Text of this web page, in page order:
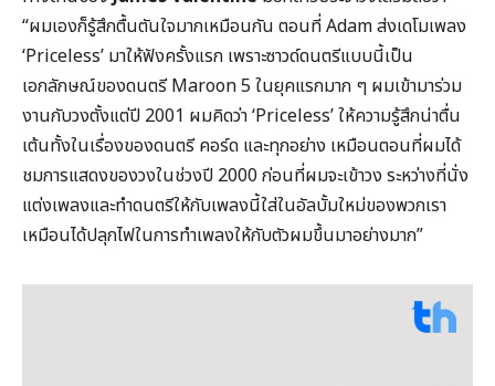
“ผมเองก็รู้สึกตื้นตันใจมากเหมือนกัน ตอนที่ Adam ส่งเดโมเพลง
‘Priceless’ มาให้ฟังครั้งแรก เพราะซาวด์ดนตรีแบบนี้เป็น
เอกลักษณ์ของดนตรี Maroon 5 ในยุคแรกมาก ๆ ผมเข้ามาร่วม
งานกับวงตั้งแต่ปี 2001 ผมคิดว่า ‘Priceless’ ให้ความรู้สึกน่าตื่น
เต้นทั้งในเรื่องของดนตรี คอร์ด และทุกอย่าง เหมือนตอนที่ผมได้
ชมการแสดงของวงในช่วงปี 2000 ก่อนที่ผมจะเข้าวง ระหว่างที่นั่ง
แต่งเพลงและทำดนตรีให้กับเพลงนี้ใส่ในอัลบั้มใหม่ของพวกเรา
เหมือนได้ปลุกไฟในการทำเพลงให้กับตัวผมขึ้นมาอย่างมาก”